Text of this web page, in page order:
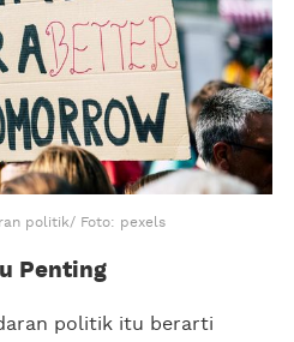
politik/ Foto: pexels
Penting
politik itu berarti